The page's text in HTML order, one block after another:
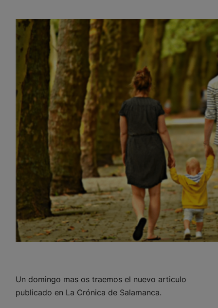
Un domingo mas os traemos el nuevo articulo
publicado en La Crónica de Salamanca.